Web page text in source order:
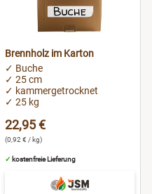
Brennholz im Karton
✓ Buche
✓ 25 cm
✓ kammergetrocknet
✓ 25 kg
22,95 €
(0,92 € / kg)
✓ kostenfreie Lieferung